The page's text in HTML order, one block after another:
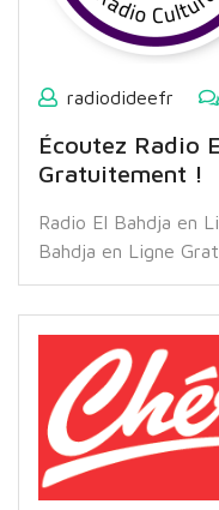
radiodideefr
Écoutez Radio
Gratuitement !
Radio El Bahdja en
Bahdja en Ligne